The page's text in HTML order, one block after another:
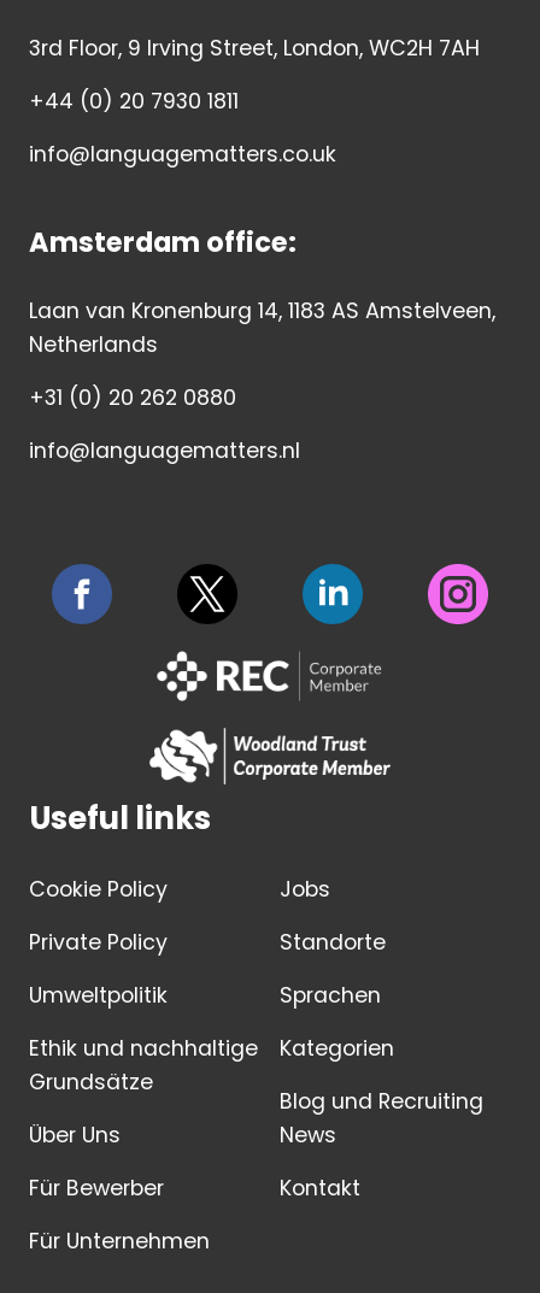
3rd Floor, 9 Irving Street, London, WC2H 7AH
+44 (0) 20 7930 1811
info@languagematters.co.uk
Amsterdam office:
Laan van Kronenburg 14, 1183 AS Amstelveen,
Netherlands
+31 (0) 20 262 0880
info@languagematters.nl
Useful links
Cookie Policy
Private Policy
Umweltpolitik
Ethik und nachhaltige
Grundsätze
Über Uns
Für Bewerber
Für Unternehmen
Jobs
Standorte
Sprachen
Kategorien
Blog und Recruiting
News
Kontakt